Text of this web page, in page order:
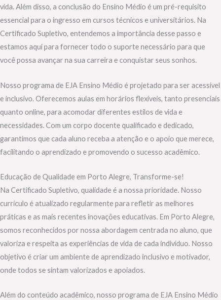
vida. Além disso, a conclusão do Ensino Médio é um pré-requisito
essencial para o ingresso em cursos técnicos e universitários. Na
Certificado Supletivo, entendemos a importância desse passo e
estamos aqui para fornecer todo o suporte necessário para que
você possa avançar na sua carreira e conquistar seus sonhos.
Nosso programa de EJA Ensino Médio é projetado para ser acessível
e inclusivo. Oferecemos aulas em horários flexíveis, tanto presenciais
quanto online, para acomodar diferentes estilos de vida e
necessidades. Com um corpo docente qualificado e dedicado,
garantimos que cada aluno receba a atenção e o apoio que merece,
facilitando o aprendizado e promovendo o sucesso acadêmico.
Educação de Qualidade em Porto Alegre, Transforme-se!
Na Certificado Supletivo, qualidade é a nossa prioridade. Nosso
currículo é atualizado regularmente para refletir as melhores
práticas e as mais recentes inovações educativas. Em Porto Alegre,
somos reconhecidos por nossa abordagem centrada no aluno, que
valoriza e respeita as experiências de vida de cada indivíduo. Nosso
objetivo é criar um ambiente de aprendizado inclusivo e motivador,
onde todos se sintam valorizados e apoiados.
Além do conteúdo acadêmico, nosso programa de EJA Ensino Médio